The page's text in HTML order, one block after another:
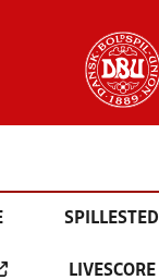
SPILLESTED
LIVESCORE